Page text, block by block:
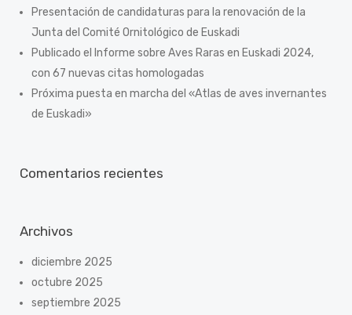
Presentación de candidaturas para la renovación de la
Junta del Comité Ornitológico de Euskadi
Publicado el Informe sobre Aves Raras en Euskadi 2024,
con 67 nuevas citas homologadas
Próxima puesta en marcha del «Atlas de aves invernantes
de Euskadi»
Comentarios recientes
Archivos
diciembre 2025
octubre 2025
septiembre 2025